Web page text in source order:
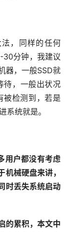
，同样的任何
30分钟，我建议
器，一般SSD就
待，一般出状况
被检测到，若是
系统就是。
用户都没有考虑
械硬盘来讲，
时丢失系统启动
的累积，本文中